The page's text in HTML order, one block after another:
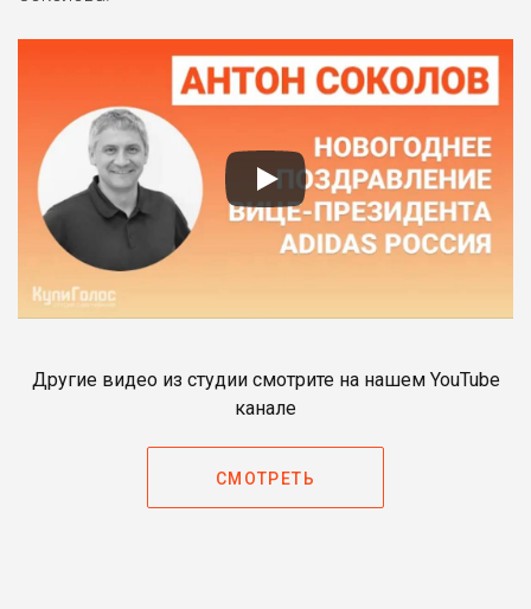
Другие видео из студии смотрите на нашем YouTube
канале
СМОТРЕТЬ